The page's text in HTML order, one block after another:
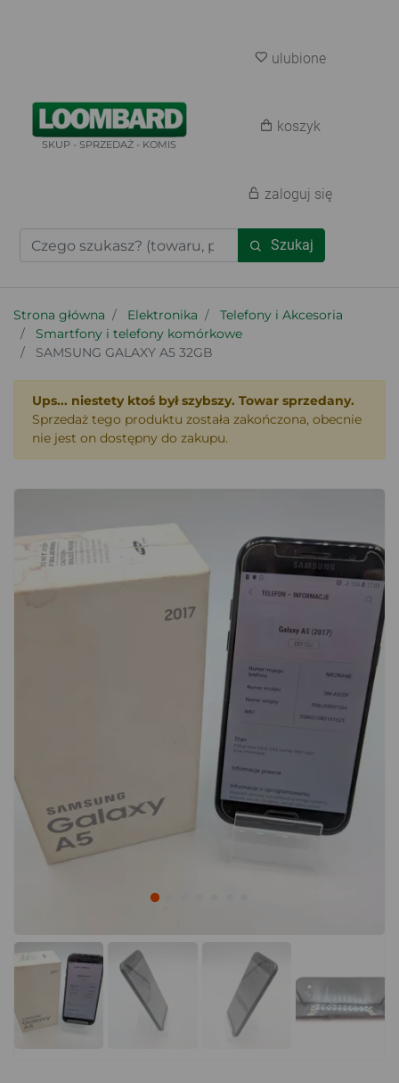
SKUP - SPRZEDAŻ - KOMIS
Szukaj
ulubione
koszyk
zaloguj się
Strona główna Elektronika
Telefony i Akcesoria
Smartfony i telefony komórkowe
SAMSUNG GALAXY A5 32GB
Ups... niestety ktoś był szybszy. Towar sprzedany.
Sprzedaż tego produktu została zakończona, obecnie
nie jest on dostępny do zakupu.